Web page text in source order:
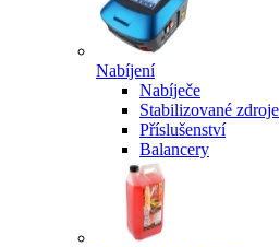
Nabíjení
Nabíječe
Stabilizované zdroje
Příslušenství
Balancery